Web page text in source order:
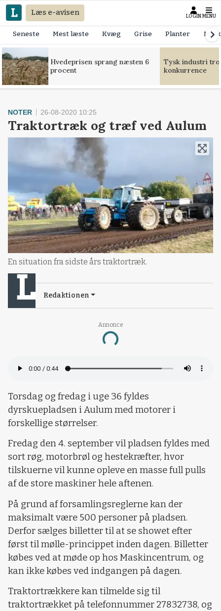
Læs e-avisen LOGIN MENU
Seneste Mest læste Kvæg Grise Planter
Hvedeprisen sprang næsten 6
procent
Tysk industri
konkurrence
Annonce
Loading...
NOTER 26-08-2020 10:25
Traktortræk og træf ved Aulum
En situation fra sidste års traktortræk.
Redaktionen
Torsdag og fredag i uge 36 fyldes
dyrskuepladsen i Aulum med motorer i
forskellige størrelser.
Fredag den 4. september vil pladsen fyldes med
sort røg, motorbrøl og hestekræfter, hvor
tilskuerne vil kunne opleve en masse full pulls
af de store maskiner hele aftenen.
På grund af forsamlingsreglerne kan der
maksimalt være 500 personer på pladsen.
Derfor sælges billetter til at se showet efter
først til mølle-princippet inden dagen. Billetter
købes ved at møde op hos Maskincentrum, og
kan ikke købes ved indgangen på dagen.
Traktortrækkere kan tilmelde sig til
traktortrækket på telefonnummer 27832738, og